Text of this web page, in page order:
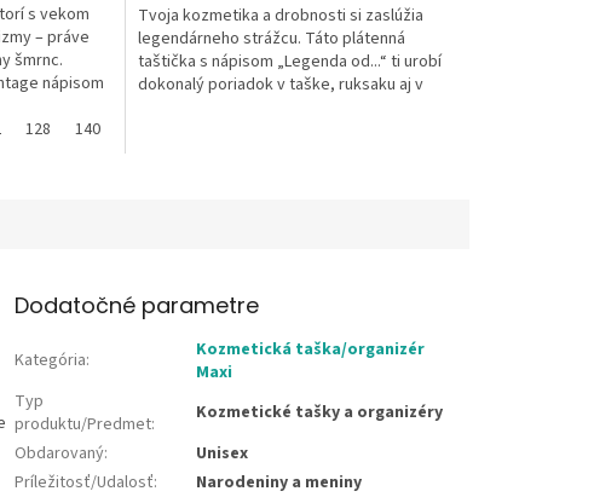
s vekom
– práve
šmrnc.
nápisom
128 140
Tvoja kozmetika a drobnosti si zaslúžia
legendárneho strážcu. Táto plátenná
taštička s nápisom „Legenda od...“ ti urobí
dokonalý poriadok v taške, ruksaku aj v
Dodatočné parametre
Kategória:
Kozmetická taška/organizér
Maxi
Typ
produktu/Predmet:
Kozmetické tašky a organizéry
Obdarovaný:
Unisex
Príležitosť/Udalosť:
Narodeniny a meniny